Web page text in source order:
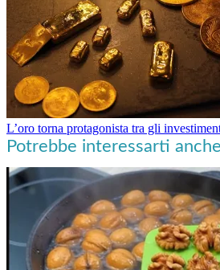
L’oro torna protagonista tra gli